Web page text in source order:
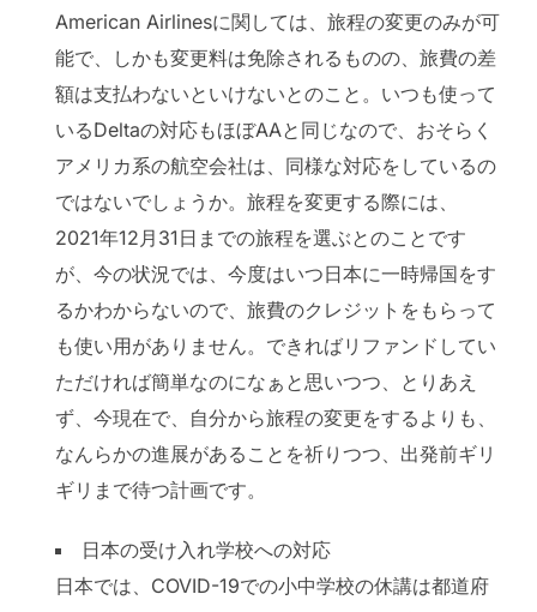
American Airlinesに関しては、旅程の変更のみが可
能で、しかも変更料は免除されるものの、旅費の差
額は支払わないといけないとのこと。いつも使って
いるDeltaの対応もほぼAAと同じなので、おそらく
アメリカ系の航空会社は、同様な対応をしているの
ではないでしょうか。旅程を変更する際には、
2021年12月31日までの旅程を選ぶとのことです
が、今の状況では、今度はいつ日本に一時帰国をす
るかわからないので、旅費のクレジットをもらって
も使い用がありません。できればリファンドしてい
ただければ簡単なのになぁと思いつつ、とりあえ
ず、今現在で、自分から旅程の変更をするよりも、
なんらかの進展があることを祈りつつ、出発前ギリ
ギリまで待つ計画です。
日本の受け入れ学校への対応
日本では、COVID-19での小中学校の休講は都道府